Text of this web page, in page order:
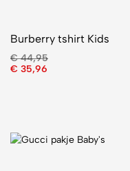
Burberry tshirt Kids
€44,95
€ 35,96